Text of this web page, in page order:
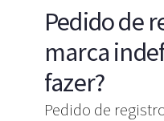
Pedido de
marca
fazer?
Pedido de